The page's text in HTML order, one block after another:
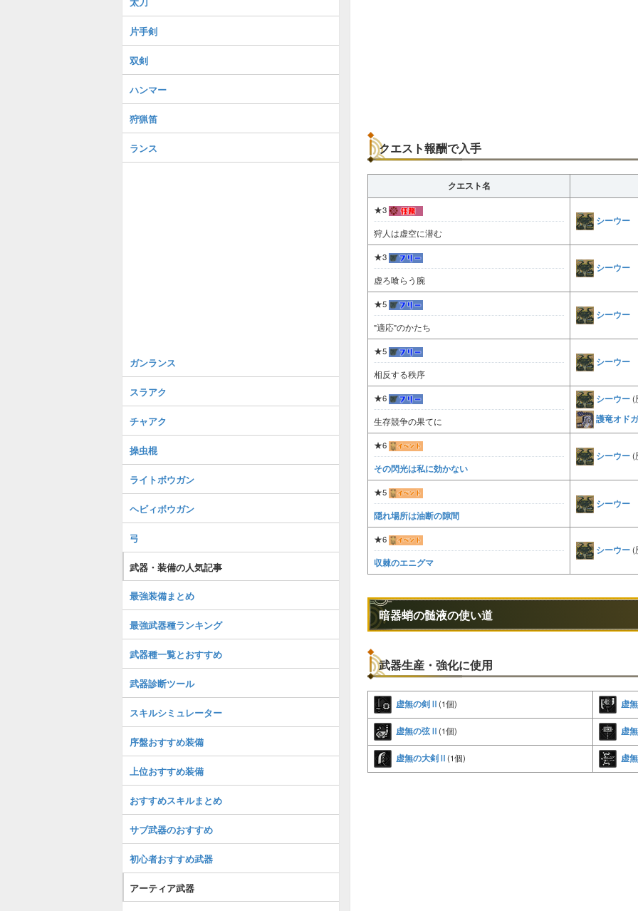
クエスト報酬で入手
クエスト名
★3
狩人は虚空に潜む
シーウー
★3
虚ろ喰らう腕
シーウー
★5
"適応"のかたち
シーウー
★5
相反する秩序
シーウー
★6
生存競争の果てに
シーウー(
護竜オド
★6
その閃光は私に効かない
シーウー(
★5
隠れ場所は油断の隙間
シーウー
★6
収棘のエニグマ
シーウー(
暗器蛸の髄液の使い道
武器生産・強化に使用
虚無の剣Ⅱ(1個) 虚
虚無の弦Ⅱ(1個) 虚
虚無の大剣Ⅱ(1個) 虚
片手剣
双剣
ハンマー
狩猟笛
ランス
ガンランス
スラアク
チャアク
操虫棍
ライトボウガン
ヘビィボウガン
弓
武器・装備の人気記事
最強装備まとめ
最強武器種ランキング
武器種一覧とおすすめ
武器診断ツール
スキルシミュレーター
序盤おすすめ装備
上位おすすめ装備
おすすめスキルまとめ
サブ武器のおすすめ
初心者おすすめ武器
アーティア武器